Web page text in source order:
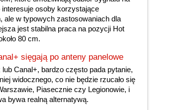
osoby korzystające
ale w typowych zastosowaniach dla
jest stabilna praca na pozycji Hot
80 cm.
sięgają po anteny panelowe
Canal+, bardzo często pada pytanie,
widocznego, co nie będzie rzucało się
Piasecznie czy Legionowie, i
bywa realną alternatywą.